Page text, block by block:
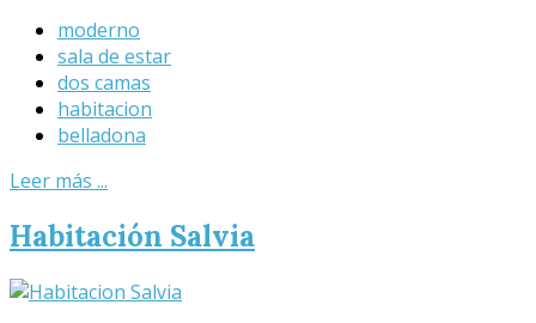
moderno
sala de estar
dos camas
habitacion
belladona
Leer más ...
Habitación Salvia